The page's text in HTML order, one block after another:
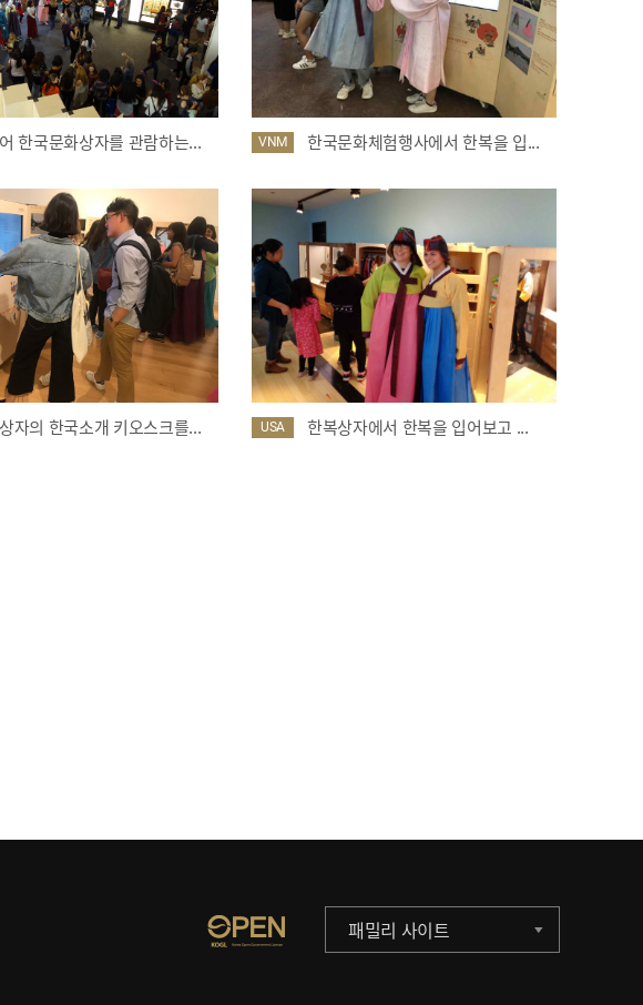
한국문화상자를 관람하는... VNM 한국문화체험행사에서 한복을 입...
자의 한국소개 키오스크를... USA 한복상자에서 한복을 입어보고 ...
패밀리 사이트